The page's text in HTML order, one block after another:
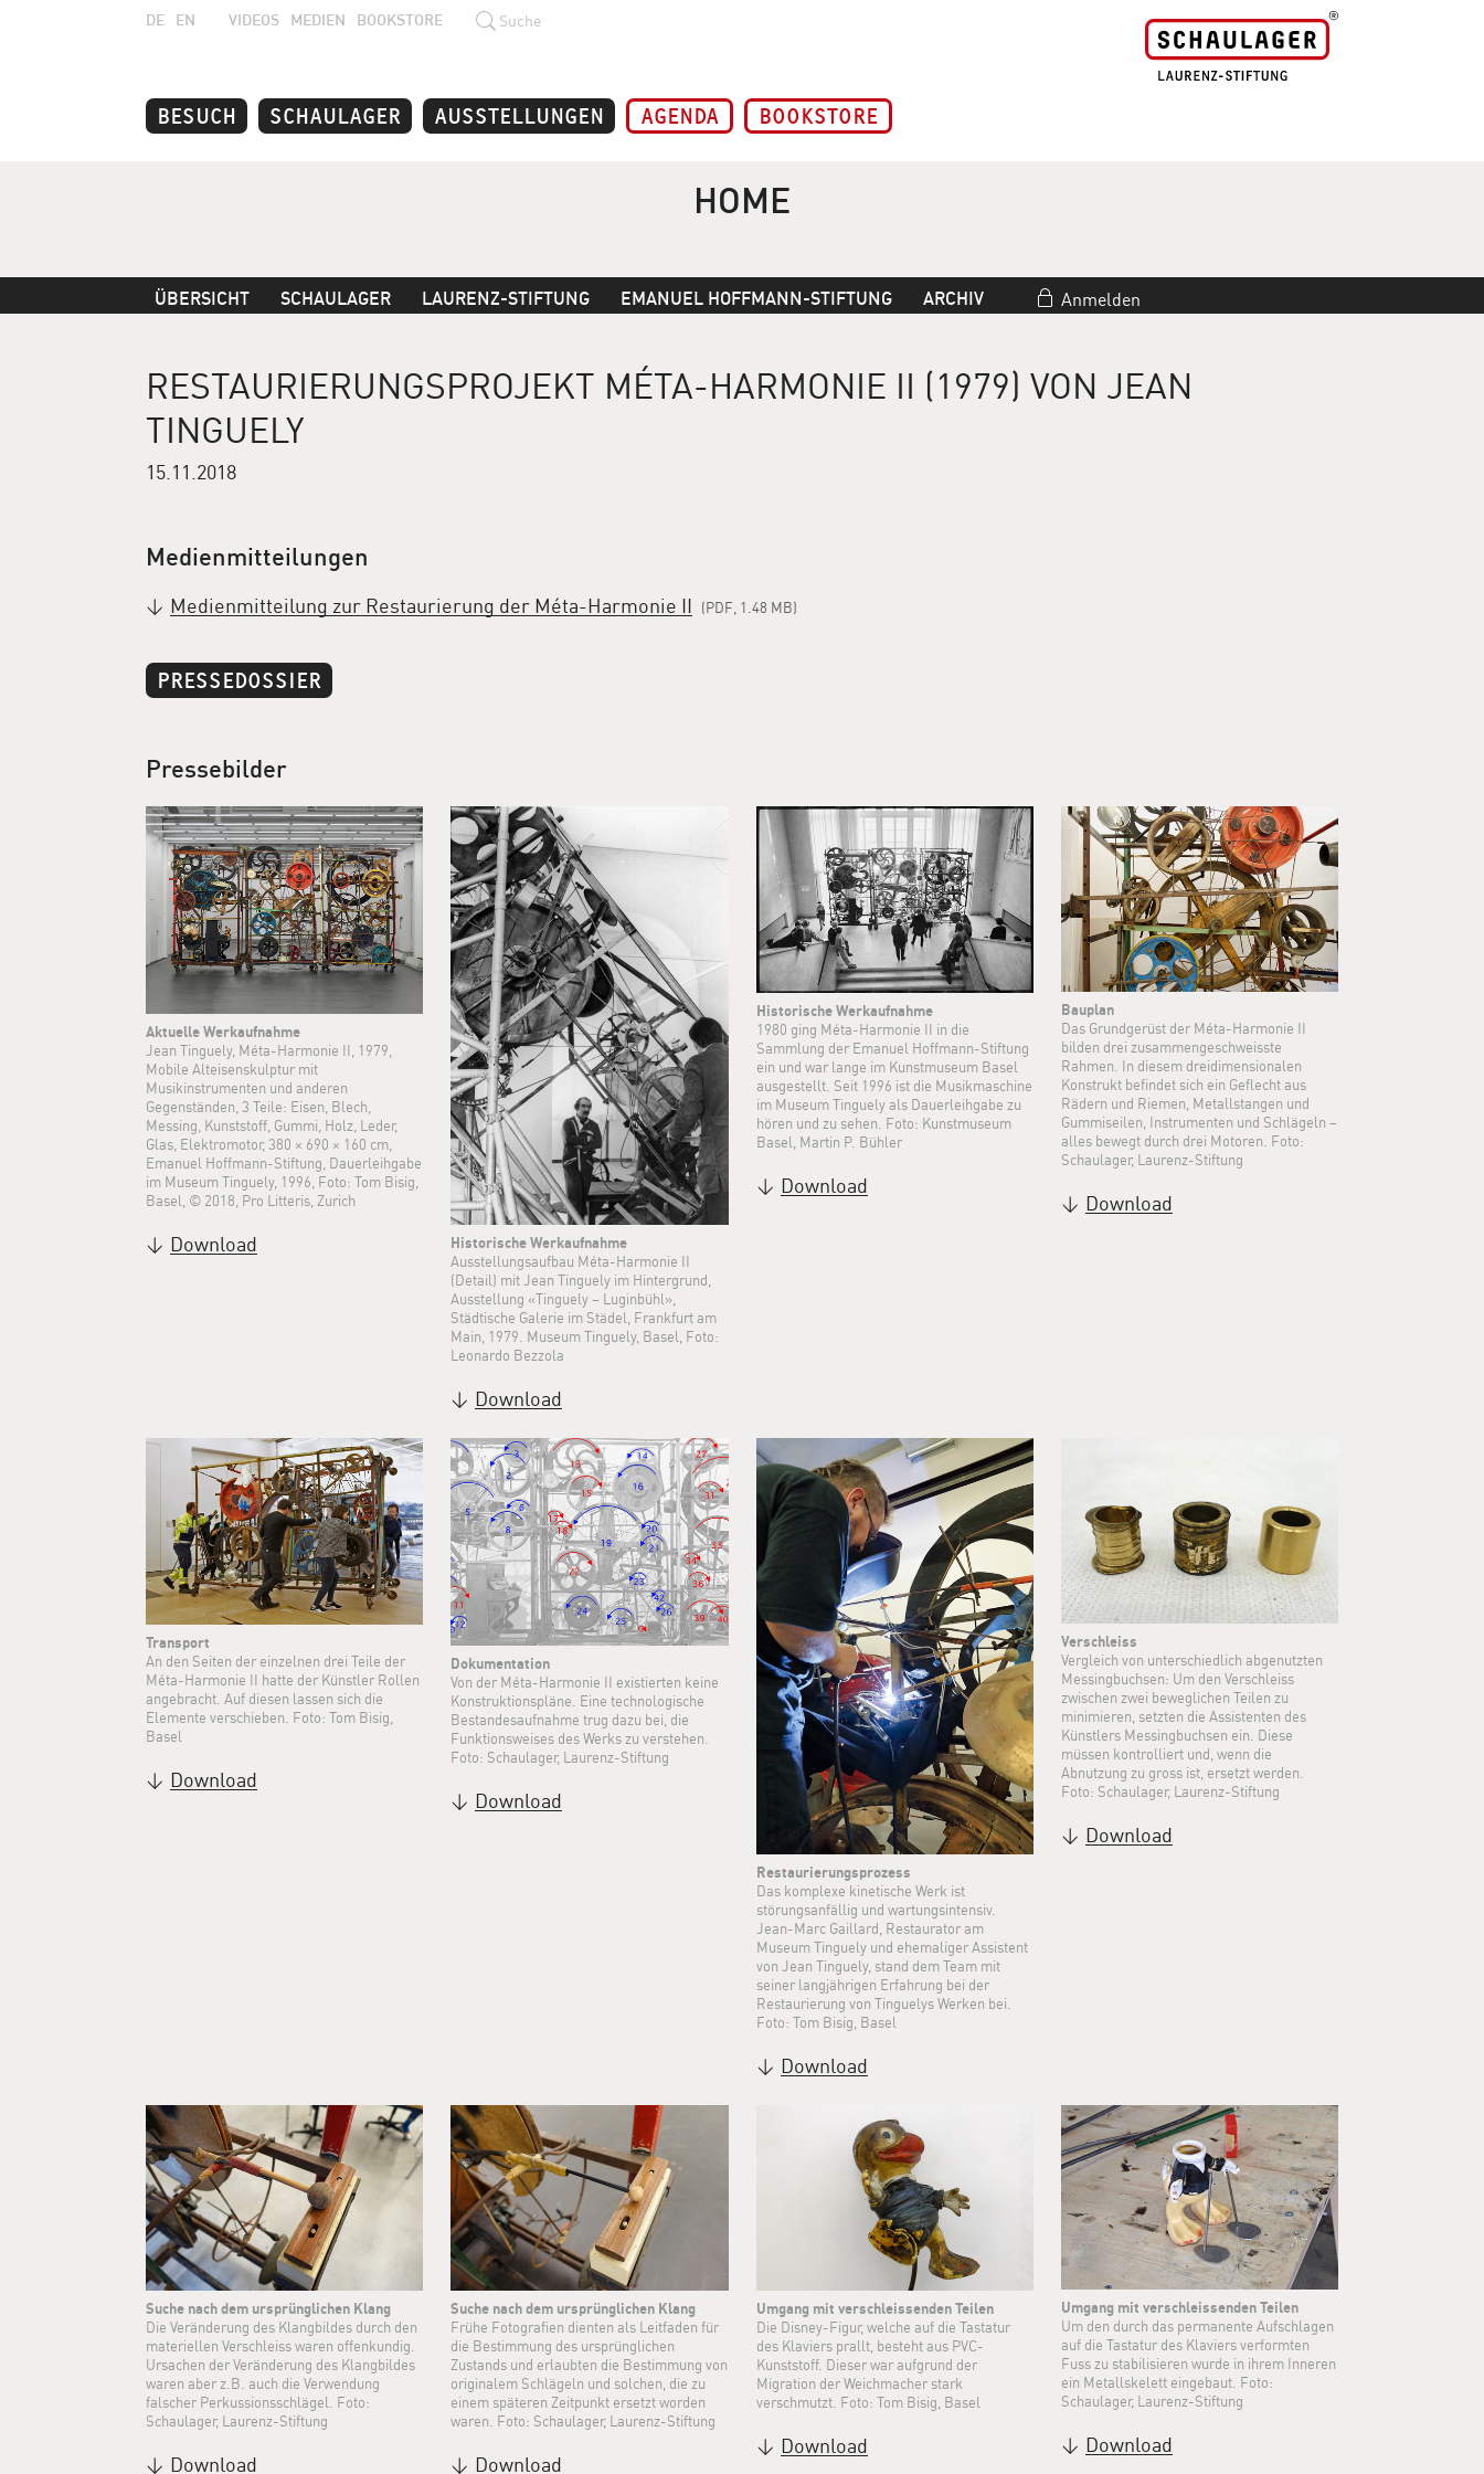
DE EN VIDEOS MEDIEN BOOKSTORE Suche
BESUCH SCHAULAGER AUSSTELLUNGEN AGENDA BOOKSTORE
HOME
ÜBERSICHT SCHAULAGER LAURENZ-STIFTUNG EMANUEL HOFFMANN-STIFTUNG ARCHIV Anmelden
RESTAURIERUNGSPROJEKT MÉTA-HARMONIE II (1979) VON JEAN
TINGUELY
15.11.2018
Medienmitteilungen
Medienmitteilung zur Restaurierung der Méta-Harmonie II (PDF, 1.48 MB)
PRESSEDOSSIER
Pressebilder
Aktuelle Werkaufnahme
Jean Tinguely, Méta-Harmonie II, 1979,
Mobile Alteisenskulptur mit
Musikinstrumenten und anderen
Gegenständen, 3 Teile: Eisen, Blech,
Messing, Kunststoff, Gummi, Holz, Leder,
Glas, Elektromotor, 380 × 690 × 160 cm,
Emanuel Hoffmann-Stiftung, Dauerleihgabe
im Museum Tinguely, 1996, Foto: Tom Bisig,
Basel, © 2018, Pro Litteris, Zurich
Download
Historische Werkaufnahme
Ausstellungsaufbau Méta-Harmonie II
(Detail) mit Jean Tinguely im Hintergrund,
Ausstellung «Tinguely – Luginbühl»,
Städtische Galerie im Städel, Frankfurt am
Main, 1979. Museum Tinguely, Basel, Foto:
Leonardo Bezzola
Download
Historische Werkaufnahme
1980 ging Méta-Harmonie II in die
Sammlung der Emanuel Hoffmann-Stiftung
ein und war lange im Kunstmuseum Basel
ausgestellt. Seit 1996 ist die Musikmaschine
im Museum Tinguely als Dauerleihgabe zu
hören und zu sehen. Foto: Kunstmuseum
Basel, Martin P. Bühler
Download
Bauplan
Das Grundgerüst der Méta-Harmonie II
bilden drei zusammengeschweisste
Rahmen. In diesem dreidimensionalen
Konstrukt befindet sich ein Geflecht aus
Rädern und Riemen, Metallstangen und
Gummiseilen, Instrumenten und Schlägeln –
alles bewegt durch drei Motoren. Foto:
Schaulager, Laurenz-Stiftung
Download
Transport
An den Seiten der einzelnen drei Teile der
Méta-Harmonie II hatte der Künstler Rollen
angebracht. Auf diesen lassen sich die
Elemente verschieben. Foto: Tom Bisig,
Basel
Download
Dokumentation
Von der Méta-Harmonie II existierten keine
Konstruktionspläne. Eine technologische
Bestandesaufnahme trug dazu bei, die
Funktionsweises des Werks zu verstehen.
Foto: Schaulager, Laurenz-Stiftung
Download
Restaurierungsprozess
Das komplexe kinetische Werk ist
störungsanfällig und wartungsintensiv.
Jean-Marc Gaillard, Restaurator am
Museum Tinguely und ehemaliger Assistent
von Jean Tinguely, stand dem Team mit
seiner langjährigen Erfahrung bei der
Restaurierung von Tinguelys Werken bei.
Foto: Tom Bisig, Basel
Download
Verschleiss
Vergleich von unterschiedlich abgenutzten
Messingbuchsen: Um den Verschleiss
zwischen zwei beweglichen Teilen zu
minimieren, setzten die Assistenten des
Künstlers Messingbuchsen ein. Diese
müssen kontrolliert und, wenn die
Abnutzung zu gross ist, ersetzt werden.
Foto: Schaulager, Laurenz-Stiftung
Download
Suche nach dem ursprünglichen Klang
Die Veränderung des Klangbildes durch den
materiellen Verschleiss waren offenkundig.
Ursachen der Veränderung des Klangbildes
waren aber z.B. auch die Verwendung
falscher Perkussionsschlägel. Foto:
Schaulager, Laurenz-Stiftung
Download
Suche nach dem ursprünglichen Klang
Frühe Fotografien dienten als Leitfaden für
die Bestimmung des ursprünglichen
Zustands und erlaubten die Bestimmung von
originalem Schlägeln und solchen, die zu
einem späteren Zeitpunkt ersetzt worden
waren. Foto: Schaulager, Laurenz-Stiftung
Download
Umgang mit verschleissenden Teilen
Die Disney-Figur, welche auf die Tastatur
des Klaviers prallt, besteht aus PVC-
Kunststoff. Dieser war aufgrund der
Migration der Weichmacher stark
verschmutzt. Foto: Tom Bisig, Basel
Download
Umgang mit verschleissenden Teilen
Um den durch das permanente Aufschlagen
auf die Tastatur des Klaviers verformten
Fuss zu stabilisieren wurde in ihrem Inneren
ein Metallskelett eingebaut. Foto:
Schaulager, Laurenz-Stiftung
Download